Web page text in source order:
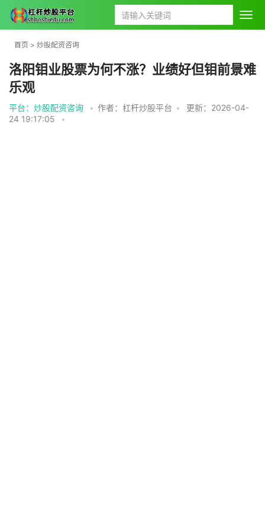
首页 > 炒股配资咨询
洛阳钼业股票为何不涨？业绩好但钼前景难
乐观
平台：炒股配资咨询 • 作者：杠杆炒股平台 •
更新：2026-04-
24 19:17:05
•